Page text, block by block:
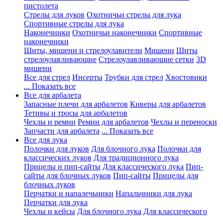
пистолета
Стрелы для луков Охотничьи стрелы для лука
Спортивные стрелы для лука
Наконечники Охотничьи наконечники Спортивные
наконечники
Щиты, мишени и стрелоулавители Мишени Щиты
стрелоулавливающие Стрелоулавливающие сетки 3D
мишени
Все для стрел Инсерты Трубки для стрел Хвостовики
... Показать все
Все для арбалета
Запасные плечи для арбалетов Киверы для арбалетов
Тетивы и тросы для арбалетов
Чехлы и ремни Ремни для арбалетов Чехлы и переноски
Запчасти для арбалета ... Показать все
Все для лука
Полочки для луков Для блочного лука Полочки для
классических луков Для традиционного лука
Прицелы и пип-сайты Для классического лука Пип-
сайты для блочных луков Пип-сайты Прицелы для
блочных луков
Перчатки и напалечьники Напальчники для лука
Перчатки для лука
Чехлы и кейсы Для блочного лука Для классического